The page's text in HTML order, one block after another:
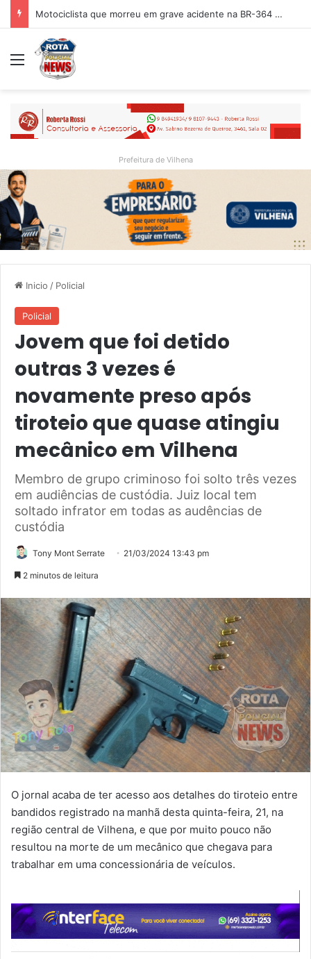
Motociclista que morreu em grave acidente na BR-364 é identificado; família procurava por ele antes de receber a notícia da tragédia
Menu
Prefeitura de Vilhena
Inicio / Policial
Policial
Jovem que foi detido
outras 3 vezes é
novamente preso após
tiroteio que quase atingiu
mecânico em Vilhena
Membro de grupo criminoso foi solto três vezes
em audiências de custódia. Juiz local tem
soltado infrator em todas as audências de
custódia
Tony Mont Serrate 21/03/2024 13:43 pm
2 minutos de leitura
O jornal acaba de ter acesso aos detalhes do tiroteio entre
bandidos registrado na manhã desta quinta-feira, 21, na
região central de Vilhena, e que por muito pouco não
resultou na morte de um mecânico que chegava para
trabalhar em uma concessionária de veículos.